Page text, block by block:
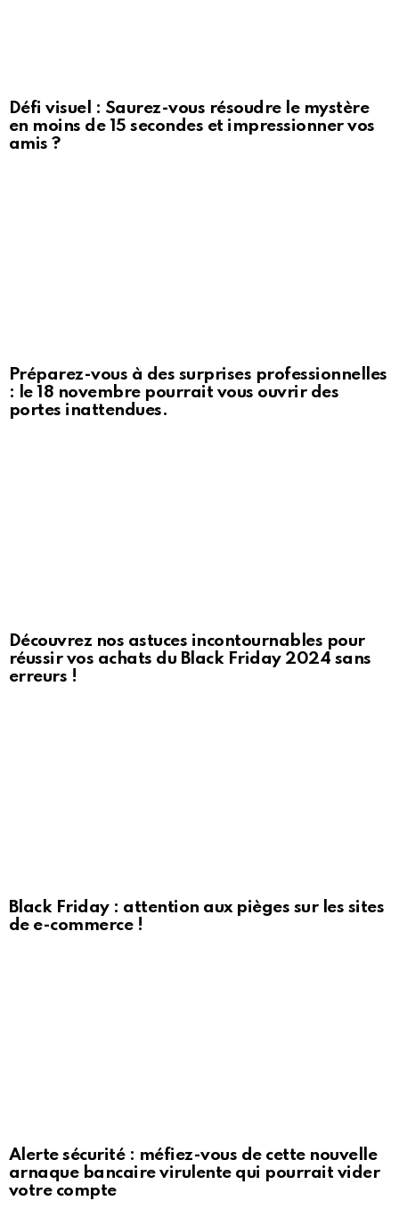
Défi visuel : Saurez-vous résoudre le mystère
en moins de 15 secondes et impressionner vos
amis ?
Préparez-vous à des surprises professionnelles
: le 18 novembre pourrait vous ouvrir des
portes inattendues.
Découvrez nos astuces incontournables pour
réussir vos achats du Black Friday 2024 sans
erreurs !
Black Friday : attention aux pièges sur les sites
de e-commerce !
Alerte sécurité : méfiez-vous de cette nouvelle
arnaque bancaire virulente qui pourrait vider
votre compte